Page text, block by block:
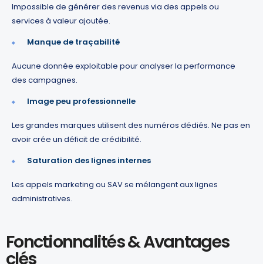
Impossible de générer des revenus via des appels ou
services à valeur ajoutée.
Manque de traçabilité
Aucune donnée exploitable pour analyser la performance
des campagnes.
Image peu professionnelle
Les grandes marques utilisent des numéros dédiés. Ne pas en
avoir crée un déficit de crédibilité.
Saturation des lignes internes
Les appels marketing ou SAV se mélangent aux lignes
administratives.
Fonctionnalités & Avantages
clés